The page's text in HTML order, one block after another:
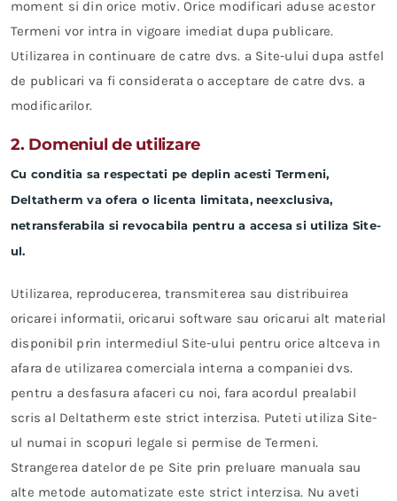
moment si din orice motiv. Orice modificari aduse acestor
Termeni vor intra in vigoare imediat dupa publicare.
Utilizarea in continuare de catre dvs. a Site-ului dupa astfel
de publicari va fi considerata o acceptare de catre dvs. a
modificarilor.
2. Domeniul de utilizare
Cu conditia sa respectati pe deplin acesti Termeni,
Deltatherm va ofera o licenta limitata, neexclusiva,
netransferabila si revocabila pentru a accesa si utiliza Site-
ul.
Utilizarea, reproducerea, transmiterea sau distribuirea
oricarei informatii, oricarui software sau oricarui alt material
disponibil prin intermediul Site-ului pentru orice altceva in
afara de utilizarea comerciala interna a companiei dvs.
pentru a desfasura afaceri cu noi, fara acordul prealabil
scris al Deltatherm este strict interzisa. Puteti utiliza Site-
ul numai in scopuri legale si permise de Termeni.
Strangerea datelor de pe Site prin preluare manuala sau
alte metode automatizate este strict interzisa. Nu aveti